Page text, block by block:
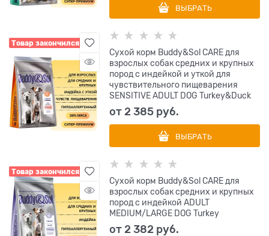
ВЫБРАТЬ
Товар закончился
Сухой корм Buddy&Sol CARE для
взрослых собак средних и крупных
пород с индейкой и уткой для
чувствительного пищеварения
SENSITIVE ADULT DOG Turkey&Duck
от2 385 руб.
ВЫБРАТЬ
Товар закончился
Сухой корм Buddy&Sol CARE для
взрослых собак средних и крупных
пород с индейкой ADULT
MEDIUM/LARGE DOG Turkey
от2 382 руб.